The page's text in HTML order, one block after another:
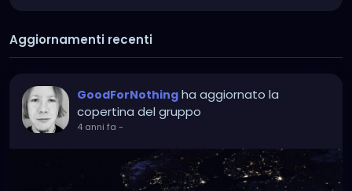
Aggiornamenti recenti
GoodForNothing ha aggiornato la
copertina del gruppo
4 anni fa -